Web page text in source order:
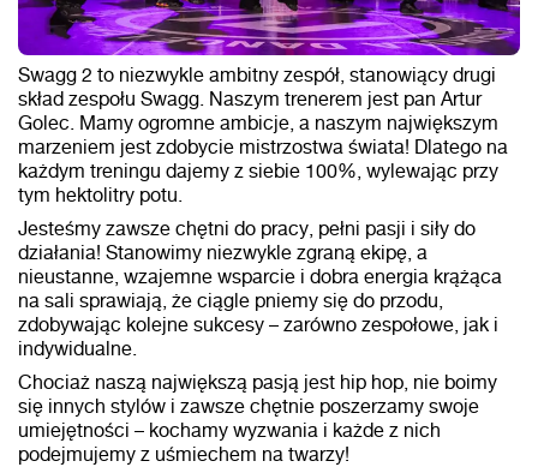
Swagg 2 to niezwykle ambitny zespół, stanowiący drugi
skład zespołu Swagg. Naszym trenerem jest pan Artur
Golec. Mamy ogromne ambicje, a naszym największym
marzeniem jest zdobycie mistrzostwa świata! Dlatego na
każdym treningu dajemy z siebie 100%, wylewając przy
tym hektolitry potu.
Jesteśmy zawsze chętni do pracy, pełni pasji i siły do
działania! Stanowimy niezwykle zgraną ekipę, a
nieustanne, wzajemne wsparcie i dobra energia krążąca
na sali sprawiają, że ciągle pniemy się do przodu,
zdobywając kolejne sukcesy – zarówno zespołowe, jak i
indywidualne.
Chociaż naszą największą pasją jest hip hop, nie boimy
się innych stylów i zawsze chętnie poszerzamy swoje
umiejętności – kochamy wyzwania i każde z nich
podejmujemy z uśmiechem na twarzy!